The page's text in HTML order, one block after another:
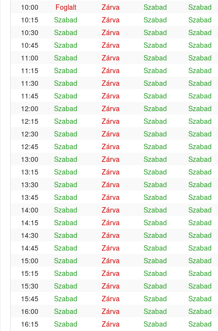
10:00
Foglalt Zárva Szabad
Szabad
10:15
Szabad Zárva Szabad
Szabad
10:30
Szabad Zárva Szabad
Szabad
10:45
Szabad Zárva Szabad
Szabad
11:00
Szabad Zárva Szabad
Szabad
11:15
Szabad Zárva Szabad
Szabad
11:30
Szabad Zárva Szabad
Szabad
11:45
Szabad Zárva Szabad
Szabad
12:00
Szabad Zárva Szabad
Szabad
12:15
Szabad Zárva Szabad
Szabad
12:30
Szabad Zárva Szabad
Szabad
12:45
Szabad Zárva Szabad
Szabad
13:00
Szabad Zárva Szabad
Szabad
13:15
Szabad Zárva Szabad
Szabad
13:30
Szabad Zárva Szabad
Szabad
13:45
Szabad Zárva Szabad
Szabad
14:00
Szabad Zárva Szabad
Szabad
14:15
Szabad Zárva Szabad
Szabad
14:30
Szabad Zárva Szabad
Szabad
14:45
Szabad Zárva Szabad
Szabad
15:00
Szabad Zárva Szabad
Szabad
15:15
Szabad Zárva Szabad
Szabad
15:30
Szabad Zárva Szabad
Szabad
15:45
Szabad Zárva Szabad
Szabad
16:00
Szabad Zárva Szabad
Szabad
16:15
Szabad Zárva Szabad Szabad